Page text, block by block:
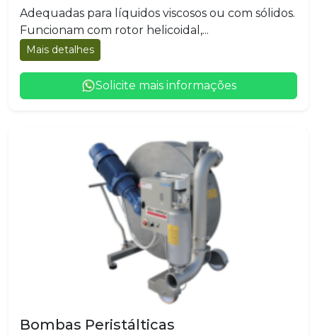
Adequadas para líquidos viscosos ou com sólidos.
Funcionam com rotor helicoidal,...
Mais detalhes
Solicite mais informações
Bombas Peristálticas